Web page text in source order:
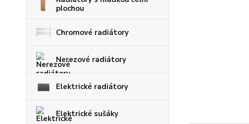
plochou
Chromové radiátory
Nerezové radiátory
Elektrické radiátory
Elektrické sušáky